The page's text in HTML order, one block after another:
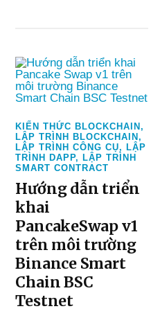
KIẾN THỨC BLOCKCHAIN,
LẬP TRÌNH BLOCKCHAIN,
LẬP TRÌNH CÔNG CỤ,LẬP
TRÌNH DAPP,LẬP TRÌNH
SMART CONTRACT
Hướng dẫn triển
khai
PancakeSwap v1
trên môi trường
Binance Smart
Chain BSC
Testnet